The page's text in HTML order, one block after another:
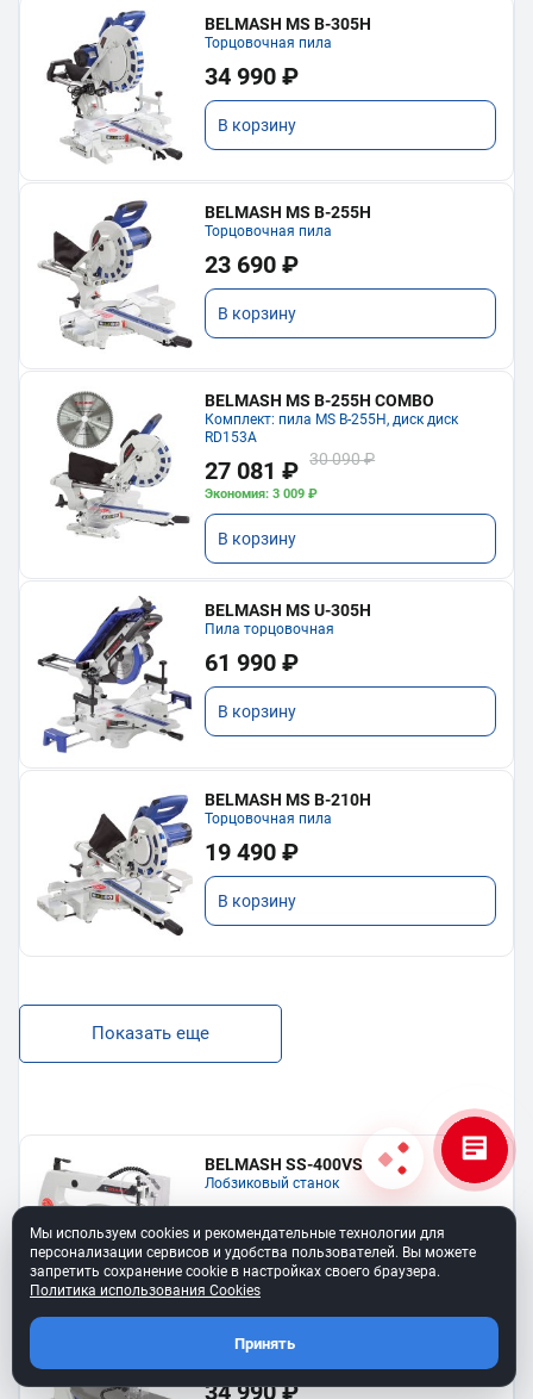
BELMASH MS B-305H
Торцовочная пила
34 990 ₽
В корзину
BELMASH MS B-255H
Торцовочная пила
23 690 ₽
В корзину
BELMASH MS B-255H COMBO
Комплект: пила MS B-255H, диск диск
RD153A
27 081 ₽ 30 090 ₽
Экономия: 3 009 ₽
В корзину
BELMASH MS U-305H
Пила торцовочная
61 990 ₽
В корзину
BELMASH MS B-210H
Торцовочная пила
19 490 ₽
В корзину
Показать еще
BELMASH SS-400VS
Лобзиковый станок
13 190 ₽
В корзину
Станок лобзиковый BELMASH SS-
530VSP
34 990 ₽
Мы используем cookies и рекомендательные технологии для
персонализации сервисов и удобства пользователей. Вы можете
запретить сохранение cookie в настройках своего браузера.
Политика использования Cookies
Принять